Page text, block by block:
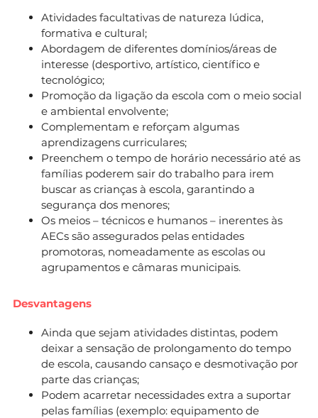
Atividades facultativas de natureza lúdica,
formativa e cultural;
Abordagem de diferentes domínios/áreas de
interesse (desportivo, artístico, científico e
tecnológico;
Promoção da ligação da escola com o meio social
e ambiental envolvente;
Complementam e reforçam algumas
aprendizagens curriculares;
Preenchem o tempo de horário necessário até as
famílias poderem sair do trabalho para irem
buscar as crianças à escola, garantindo a
segurança dos menores;
Os meios – técnicos e humanos – inerentes às
AECs são assegurados pelas entidades
promotoras, nomeadamente as escolas ou
agrupamentos e câmaras municipais.
Desvantagens
Ainda que sejam atividades distintas, podem
deixar a sensação de prolongamento do tempo
de escola, causando cansaço e desmotivação por
parte das crianças;
Podem acarretar necessidades extra a suportar
pelas famílias (exemplo: equipamento de